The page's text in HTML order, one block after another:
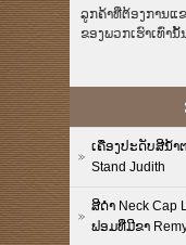
ລູກຄ້າທີ່ຕ້ອງການແ
ຂອງພວກເຮົາເທົ່ານັ້
ເຄື່ອງປະດັບສີນ້ຳ
Stand Judith
ສີດໍາ Neck Cap
ຟອມທີ່ມີຂາ